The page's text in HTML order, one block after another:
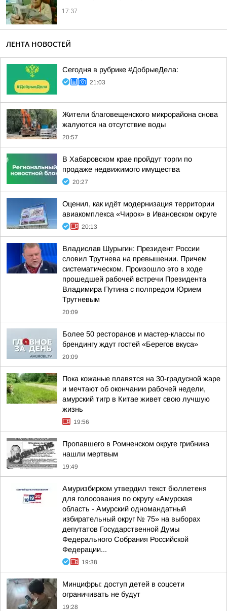
17:37
ЛЕНТА НОВОСТЕЙ
Сегодня в рубрике #ДобрыеДела:
21:03
Жители благовещенского микрорайона снова
жалуются на отсутствие воды
20:57
В Хабаровском крае пройдут торги по
продаже недвижимого имущества
20:27
Оценил, как идёт модернизация территории
авиакомплекса «Чирок» в Ивановском округе
20:13
Владислав Шурыгин: Президент России
словил Трутнева на превышении. Причем
систематическом. Произошло это в ходе
прошедшей рабочей встречи Президента
Владимира Путина с полпредом Юрием
Трутневым
20:09
Более 50 ресторанов и мастер-классы по
брендингу ждут гостей «Берегов вкуса»
20:09
Пока кожаные плавятся на 30-градусной жаре
и мечтают об окончании рабочей недели,
амурский тигр в Китае живет свою лучшую
жизнь
19:56
Пропавшего в Ромненском округе грибника
нашли мертвым
19:49
Амуризбирком утвердил текст бюллетеня
для голосования по округу «Амурская
область - Амурский одномандатный
избирательный округ № 75» на выборах
депутатов Государственной Думы
Федерального Собрания Российской
Федерации...
19:38
Минцифры: доступ детей в соцсети
ограничивать не будут
19:28